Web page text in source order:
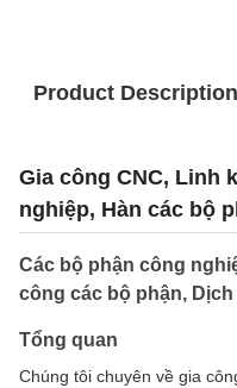
Product Description
Gia công CNC, Linh
nghiệp, Hàn các bộ
Các bộ phận công
công các bộ phận,
Tổng quan
Chúng tôi chuyên về gia